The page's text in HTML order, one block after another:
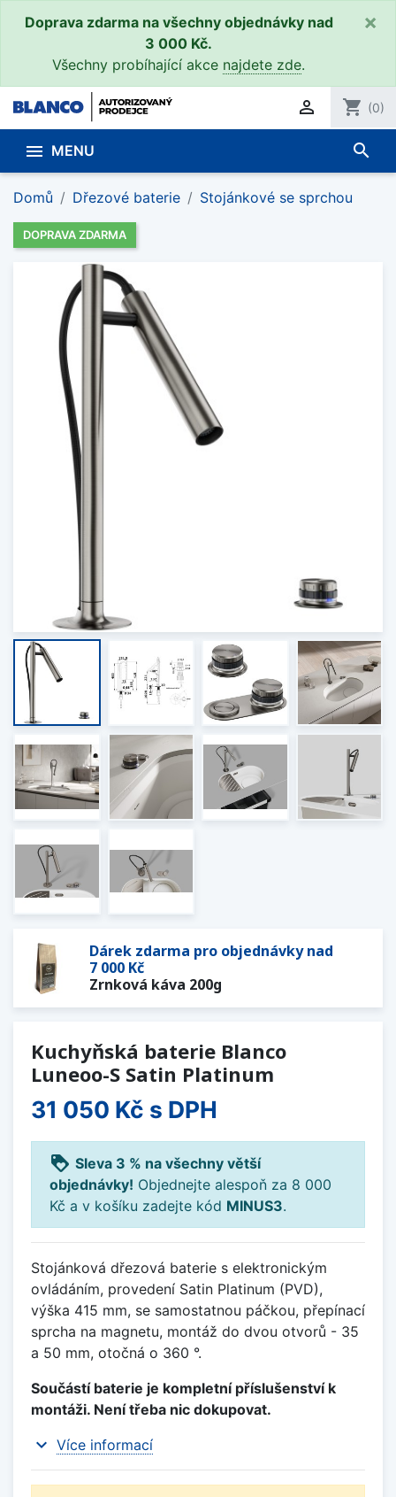
Doprava zdarma na všechny objednávky nad
3 000 Kč.
Všechny probíhající akce najdete zde.
×
 shopping_cart (0)
 MENU search
Domů Dřezové baterie Stojánkové se sprchou
DOPRAVA ZDARMA
Dárek zdarma pro objednávky nad
7 000 Kč
Zrnková káva 200g
Kuchyňská baterie Blanco
Luneoo-S Satin Platinum
31 050 Kč s DPH
loyalty Sleva 3 % na všechny větší
objednávky! Objednejte alespoň za 8 000
Kč a v košíku zadejte kód MINUS3.
Stojánková dřezová baterie s elektronickým
ovládáním, provedení Satin Platinum (PVD),
výška 415 mm, se samostatnou páčkou, přepínací
sprcha na magnetu, montáž do dvou otvorů - 35
a 50 mm, otočná o 360 °.
Součástí baterie je kompletní příslušenství k
montáži. Není třeba nic dokupovat.
expand_more Více informací